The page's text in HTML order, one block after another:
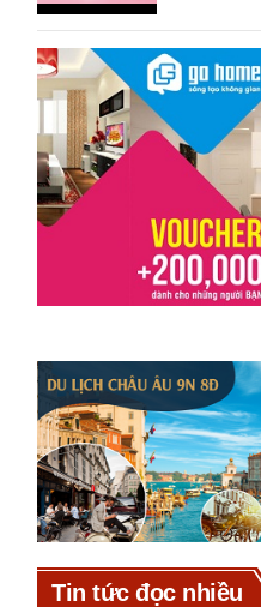
Tin tức đọc nhiều